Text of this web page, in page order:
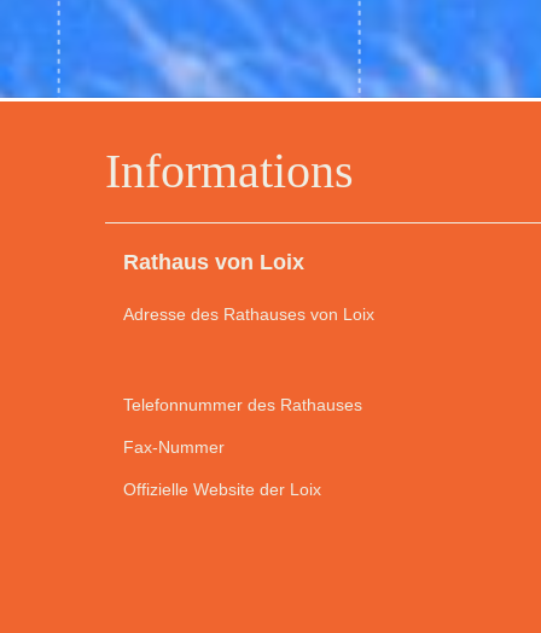
Informations
Rathaus von Loix
Adresse des Rathauses von Loix
Telefonnummer des Rathauses
Fax-Nummer
Offizielle Website der Loix